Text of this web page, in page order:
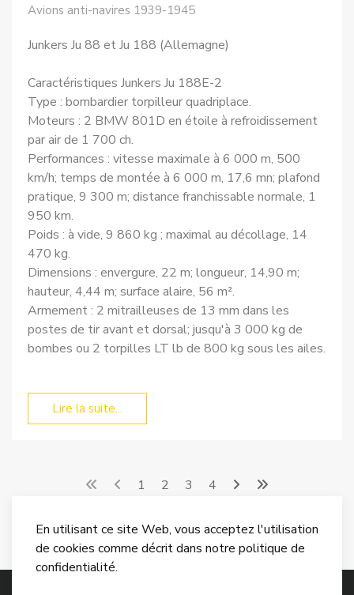
En utilisant ce site Web, vous acceptez l'utilisation
de cookies comme décrit dans notre politique de
confidentialité.
Avions anti-navires 1939-1945
Junkers Ju 88 et Ju 188 (Allemagne)
Caractéristiques Junkers Ju 188E-2
Type : bombardier torpilleur quadriplace.
Moteurs : 2 BMW 801D en étoile à refroidissement
par air de 1 700 ch.
Performances : vitesse maximale à 6 000 m, 500
km/h; temps de montée à 6 000 m, 17,6 mn; plafond
pratique, 9 300 m; distance franchissable normale, 1
950 km.
Poids : à vide, 9 860 kg ; maximal au décollage, 14
470 kg.
Dimensions : envergure, 22 m; longueur, 14,90 m;
hauteur, 4,44 m; surface alaire, 56 m².
Armement : 2 mitrailleuses de 13 mm dans les
postes de tir avant et dorsal; jusqu'à 3 000 kg de
bombes ou 2 torpilles LT lb de 800 kg sous les ailes.
Lire la suite...
1 2 3 4